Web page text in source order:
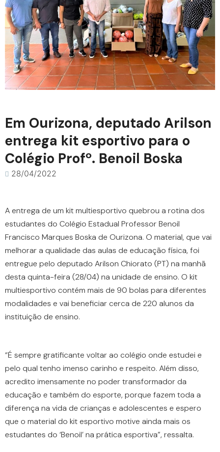
Em Ourizona, deputado Arilson
entrega kit esportivo para o
Colégio Profº. Benoil Boska
28/04/2022
A entrega de um kit multiesportivo quebrou a rotina dos
estudantes do Colégio Estadual Professor Benoil
Francisco Marques Boska de Ourizona. O material, que vai
melhorar a qualidade das aulas de educação física, foi
entregue pelo deputado Arilson Chiorato (PT) na manhã
desta quinta-feira (28/04) na unidade de ensino. O kit
multiesportivo contém mais de 90 bolas para diferentes
modalidades e vai beneficiar cerca de 220 alunos da
instituição de ensino.
“É sempre gratificante voltar ao colégio onde estudei e
pelo qual tenho imenso carinho e respeito. Além disso,
acredito imensamente no poder transformador da
educação e também do esporte, porque fazem toda a
diferença na vida de crianças e adolescentes e espero
que o material do kit esportivo motive ainda mais os
estudantes do ‘Benoil’ na prática esportiva”, ressalta.